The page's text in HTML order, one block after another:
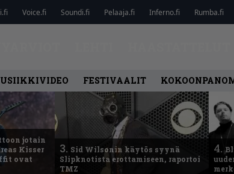
Voice.fi Soundi.fi Pelaaja.fi Inferno.fi Rumba.fi
FESTIVAALIT
jotain
Kisser
ovat
3. Sid Wilsonin käytös syynä
Slipknotista erottamiseen, raportoi
TMZ
4.